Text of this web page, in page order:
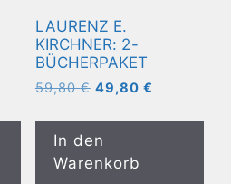
LAURENZ E.
KIRCHNER: 2-
BÜCHERPAKET
59,80€ Ursprünglicher
war:
59,80 €
49,80 €
ist:
In den
Warenkorb